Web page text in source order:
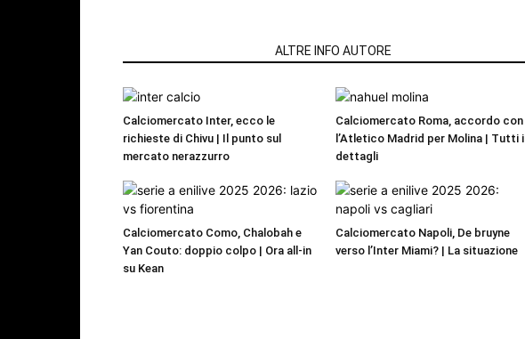
ALTRE INFO AUTORE
Calciomercato Inter, ecco le
richieste di Chivu | Il punto sul
mercato nerazzurro
Calciomercato Roma, accordo con
l’Atletico Madrid per Molina | Tutti i
dettagli
Calciomercato Como, Chalobah e
Yan Couto: doppio colpo | Ora all-in
su Kean
Calciomercato Napoli, De bruyne
verso l’Inter Miami? | La situazione